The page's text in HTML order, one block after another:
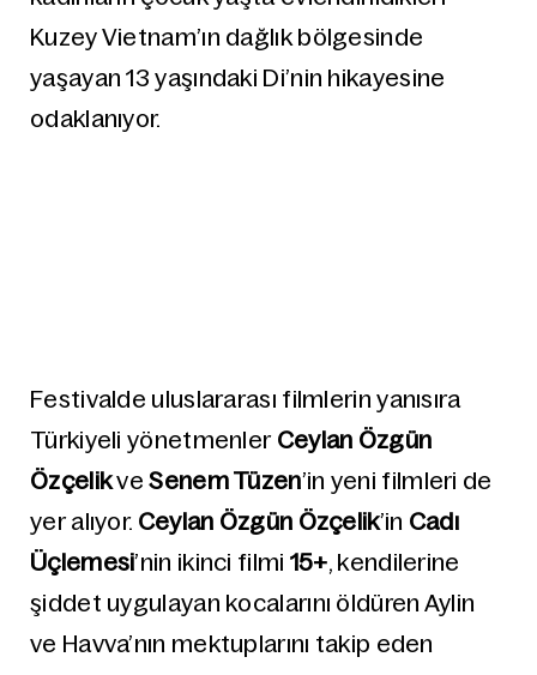
Kuzey Vietnam’ın dağlık bölgesinde
yaşayan 13 yaşındaki Di’nin hikayesine
odaklanıyor.
Festivalde uluslararası filmlerin yanısıra
Türkiyeli yönetmenler Ceylan Özgün
ÖzçelikveSenem Tüzen’in yeni filmleri de
yer alıyor. Ceylan Özgün Özçelik’in Cadı
Üçlemesi’nin ikinci filmi 15+, kendilerine
şiddet uygulayan kocalarını öldüren Aylin
ve Havva’nın mektuplarını takip eden